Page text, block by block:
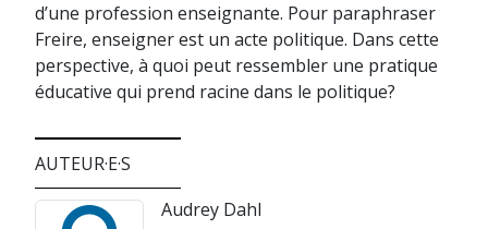
d’une profession enseignante. Pour paraphraser
Freire, enseigner est un acte politique. Dans cette
perspective, à quoi peut ressembler une pratique
éducative qui prend racine dans le politique?
AUTEUR·E·S
Audrey Dahl